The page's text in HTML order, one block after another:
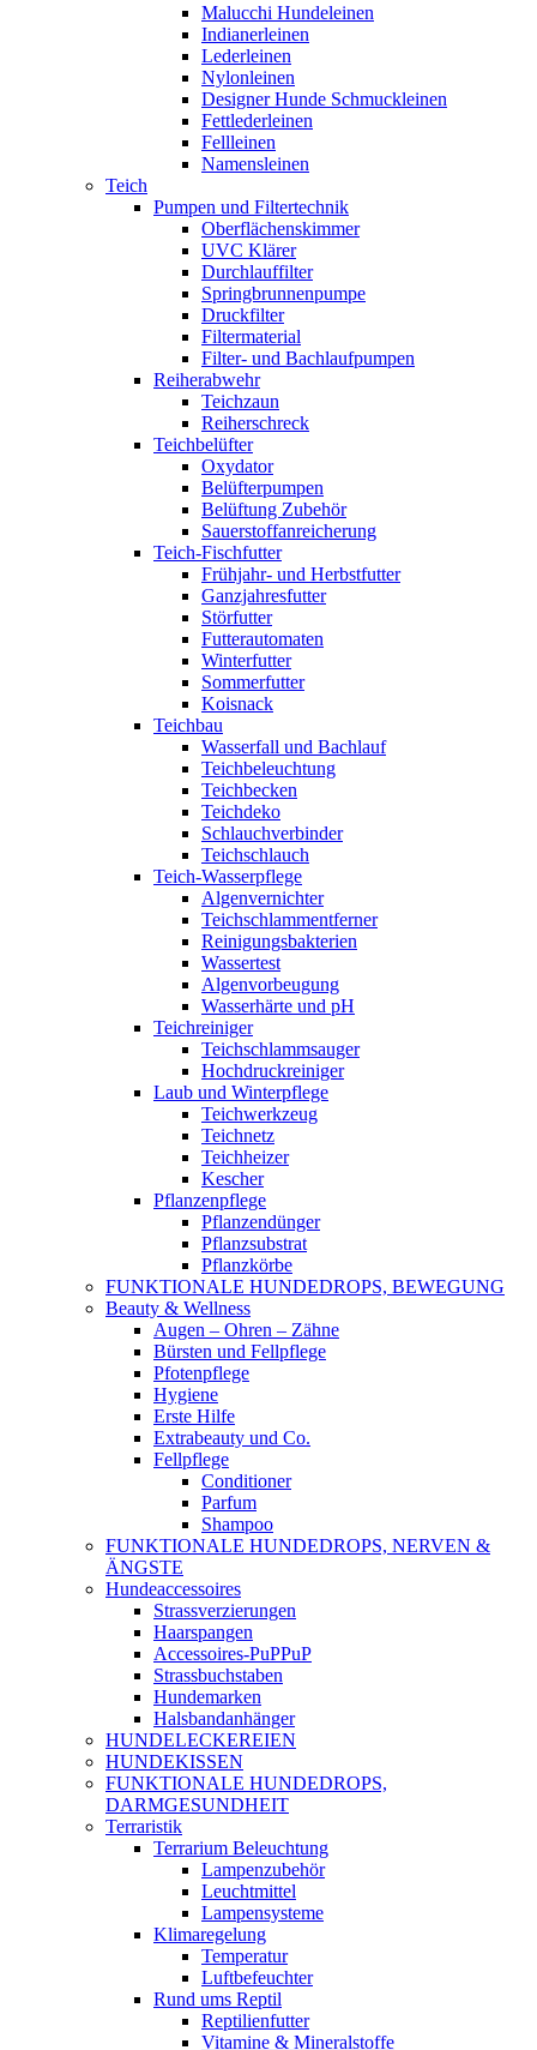
Malucchi Hundeleinen
Indianerleinen
Lederleinen
Nylonleinen
Designer Hunde Schmuckleinen
Fettlederleinen
Fellleinen
Namensleinen
Teich
Pumpen und Filtertechnik
Oberflächenskimmer
UVC Klärer
Durchlauffilter
Springbrunnenpumpe
Druckfilter
Filtermaterial
Filter- und Bachlaufpumpen
Reiherabwehr
Teichzaun
Reiherschreck
Teichbelüfter
Oxydator
Belüfterpumpen
Belüftung Zubehör
Sauerstoffanreicherung
Teich-Fischfutter
Frühjahr- und Herbstfutter
Ganzjahresfutter
Störfutter
Futterautomaten
Winterfutter
Sommerfutter
Koisnack
Teichbau
Wasserfall und Bachlauf
Teichbeleuchtung
Teichbecken
Teichdeko
Schlauchverbinder
Teichschlauch
Teich-Wasserpflege
Algenvernichter
Teichschlammentferner
Reinigungsbakterien
Wassertest
Algenvorbeugung
Wasserhärte und pH
Teichreiniger
Teichschlammsauger
Hochdruckreiniger
Laub und Winterpflege
Teichwerkzeug
Teichnetz
Teichheizer
Kescher
Pflanzenpflege
Pflanzendünger
Pflanzsubstrat
Pflanzkörbe
FUNKTIONALE HUNDEDROPS, BEWEGUNG
Beauty & Wellness
Augen – Ohren – Zähne
Bürsten und Fellpflege
Pfotenpflege
Hygiene
Erste Hilfe
Extrabeauty und Co.
Fellpflege
Conditioner
Parfum
Shampoo
FUNKTIONALE HUNDEDROPS, NERVEN &
ÄNGSTE
Hundeaccessoires
Strassverzierungen
Haarspangen
Accessoires-PuPPuP
Strassbuchstaben
Hundemarken
Halsbandanhänger
HUNDELECKEREIEN
HUNDEKISSEN
FUNKTIONALE HUNDEDROPS,
DARMGESUNDHEIT
Terraristik
Terrarium Beleuchtung
Lampenzubehör
Leuchtmittel
Lampensysteme
Klimaregelung
Temperatur
Luftbefeuchter
Rund ums Reptil
Reptilienfutter
Vitamine & Mineralstoffe